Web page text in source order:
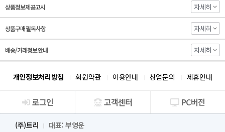
상품정보제공고시 자세히
상품구매 필독사항 자세히
배송/거래정보 안내 자세히
개인정보처리방침 회원약관 이용안내 창업문의 제휴안내
회사소개
로그인 고객센터 PC버전
(주)트리
대표: 부영운